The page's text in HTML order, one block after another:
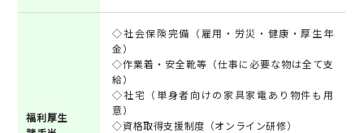
福利厚生
◇社会保険完備（雇用・労災・健康・厚生年
金）
◇作業着・安全靴等（仕事に必要な物は全て支
給）
◇社宅（単身者向けの家具家電あり物件も用
意）
◇資格取得支援制度（オンライン研修）